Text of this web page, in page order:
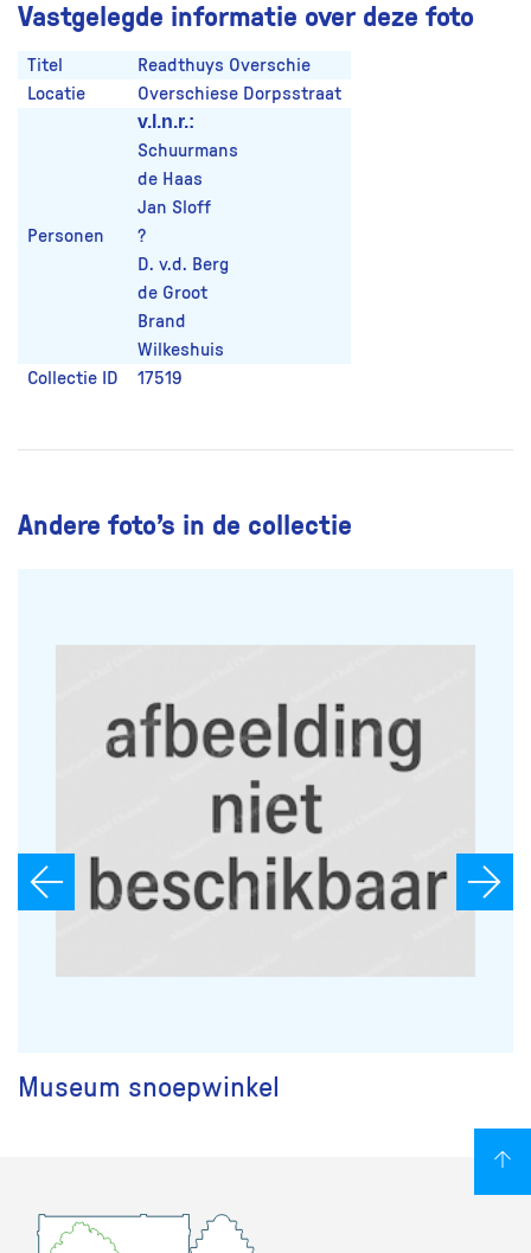
Vastgelegde informatie over deze foto
Titel
Readthuys Overschie
Locatie
Overschiese Dorpsstraat
Personen
v.l.n.r.:
Schuurmans
de Haas
Jan Sloff
?
D. v.d. Berg
de Groot
Brand
Wilkeshuis
Collectie ID
17519
Andere foto’s in de collectie
Museum snoepwinkel